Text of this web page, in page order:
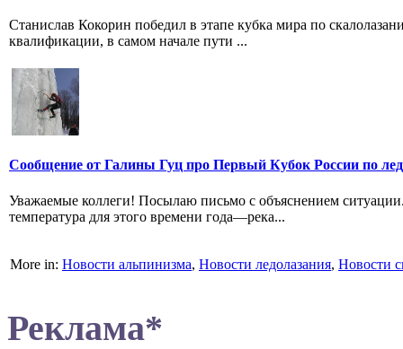
Станислав Кокорин победил в этапе кубка мира по
квалификации, в самом начале пути ...
Сообщение от Галины Гуц про Первый Кубок России по лед
Уважаемые коллеги! Посылаю письмо с объяснением
температура для этого времени года—река...
More in: Новости альпинизма, Новости ледолазания, Новости
Реклама*